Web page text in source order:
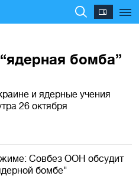
бомба”
и ядерные учения
26 октября
Совбез ООН обсудит
бомбе"